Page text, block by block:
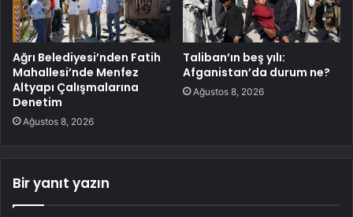
Ağrı Belediyesi’nden Fatih
Mahallesi’nde Menfez
Altyapı Çalışmalarına
Denetim
Ağustos 8, 2026
Taliban’ın beş yılı:
Afganistan’da durum ne?
Ağustos 8, 2026
Bir yanıt yazın